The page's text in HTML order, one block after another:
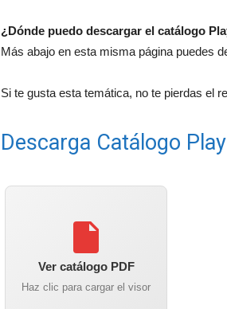
¿Dónde puedo descargar el catálogo
Más abajo en esta misma página puedes
Si te gusta esta temática, no te pierdas el
Descarga Catálogo
Ver catálogo PDF
Haz clic para cargar el visor